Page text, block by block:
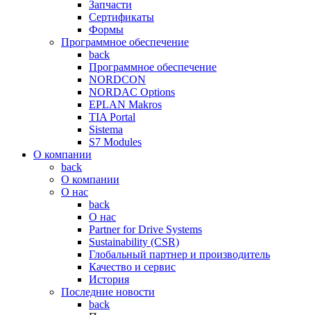
Запчасти
Сертификаты
Формы
Программное обеспечение
back
Программное обеспечение
NORDCON
NORDAC Options
EPLAN Makros
TIA Portal
Sistema
S7 Modules
О компании
back
О компании
О нас
back
О нас
Partner for Drive Systems
Sustainability (CSR)
Глобальный партнер и производитель
Качество и сервис
История
Последние новости
back